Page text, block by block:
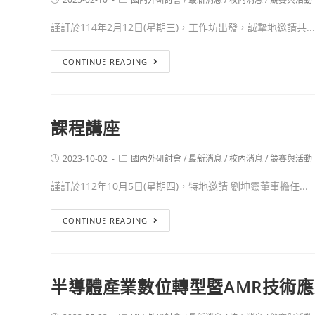
謹訂於114年2月12日(星期三)，工作坊出發，誠摯地邀請共...
CONTINUE READING
課程講座
2023-10-02 國內外研討會/最新消息 /校內消息 /競賽與活動
謹訂於112年10月5日(星期四)，特地邀請 劉坤靈董事擔任...
CONTINUE READING
半導體產業數位轉型暨AMR技術